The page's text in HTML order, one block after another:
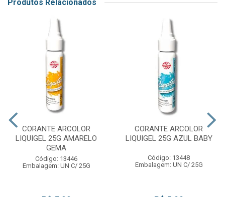
Produtos Relacionados
CORANTE ARCOLOR
LIQUIGEL 25G AMARELO
GEMA
Código: 13446
Embalagem: UN C/ 25G
CORANTE ARCOLOR
LIQUIGEL 25G AZUL BABY
Código: 13448
Embalagem: UN C/ 25G